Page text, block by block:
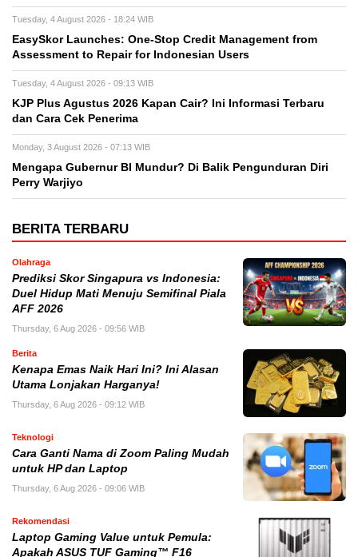
Tuesday, 4 August 2026 - 18:24 WIB
EasySkor Launches: One-Stop Credit Management from
Assessment to Repair for Indonesian Users
Tuesday, 4 August 2026 - 09:13 WIB
KJP Plus Agustus 2026 Kapan Cair? Ini Informasi Terbaru
dan Cara Cek Penerima
Monday, 3 August 2026 - 07:13 WIB
Mengapa Gubernur BI Mundur? Di Balik Pengunduran Diri
Perry Warjiyo
BERITA TERBARU
Olahraga
Prediksi Skor Singapura vs Indonesia:
Duel Hidup Mati Menuju Semifinal Piala
AFF 2026
Thursday, 6 Aug 2026 - 09:56 WIB
Berita
Kenapa Emas Naik Hari Ini? Ini Alasan
Utama Lonjakan Harganya!
Thursday, 6 Aug 2026 - 09:12 WIB
Teknologi
Cara Ganti Nama di Zoom Paling Mudah
untuk HP dan Laptop
Thursday, 6 Aug 2026 - 09:06 WIB
Rekomendasi
Laptop Gaming Value untuk Pemula:
Apakah ASUS TUF Gaming™ F16